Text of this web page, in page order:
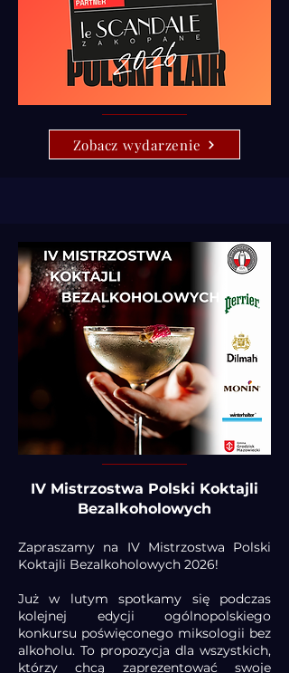
Zobacz wydarzenie
IV Mistrzostwa Polski Koktajli
Bezalkoholowych
Zapraszamy na IV Mistrzostwa Polski
Koktajli Bezalkoholowych 2026!
Już w lutym spotkamy się podczas
kolejnej edycji ogólnopolskiego
konkursu poświęconego miksologii bez
alkoholu. To propozycja dla wszystkich,
którzy chcą zaprezentować swoje